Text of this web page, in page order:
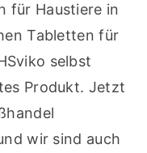
für Haustiere in
Tabletten für
selbst
Produkt. Jetzt
wir sind auch